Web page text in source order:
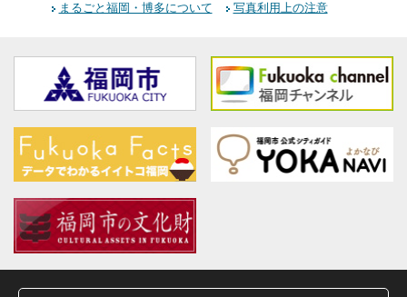
まるごと福岡・博多について 写真利用上の注意